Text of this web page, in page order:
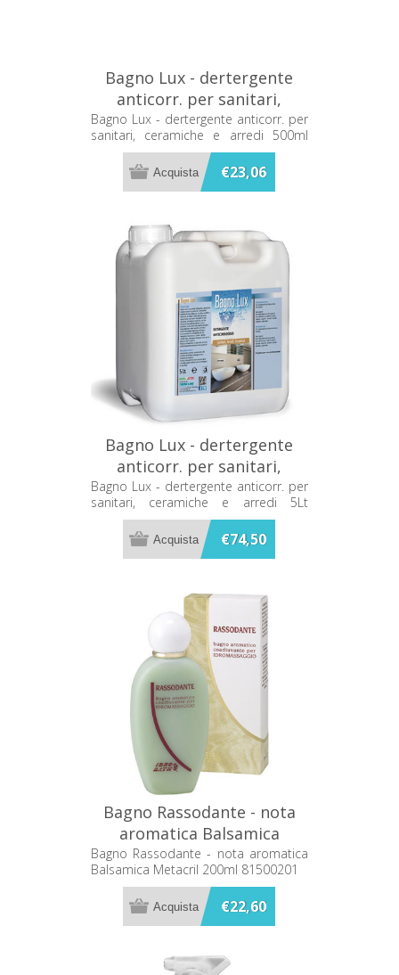
Bagno Lux - dertergente
anticorr. per sanitari,
ceramiche e arredi 500ml
Metacril 11500501
Bagno Lux - dertergente anticorr. per
sanitari, ceramiche e arredi 500ml
Metacril 11500501
€23,06
Bagno Lux - dertergente
anticorr. per sanitari,
ceramiche e arredi 5Lt
Metacril 11705001
Bagno Lux - dertergente anticorr. per
sanitari, ceramiche e arredi 5Lt
Metacril 11705001
€74,50
Bagno Rassodante - nota
aromatica Balsamica
Metacril 200ml 81500201
Bagno Rassodante - nota aromatica
Balsamica Metacril 200ml 81500201
€22,60